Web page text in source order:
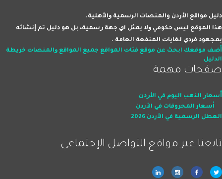
ﺩﻟﻴﻞ مواقع الأردن والمنصات اﻟﺮﺳﻤﻴﺔ ﻭاﻷﻫﻠﻴﺔ.
ﻫﺬا اﻟﻤﻮﻗﻊ ﻟﻴﺲ ﺣﻜﻮﻣﻲ ﻭﻻ ﻳﻤﺜﻞ اﻱ ﺟﻬﺔ ﺭﺳﻤﻴﺔ، ﺑﻞ ﻫﻮ ﺩﻟﻴﻞ ﺗﻢ ﺇﻧﺸﺎﺋﻪ
ﺑﻤﺠﻬﻮﺩ ﻓﺮﺩﻱ ﻟﻐﺎﻳﺎﺕ اﻟﻤﻨﻔﻌﺔ اﻟﻌﺎﻣﺔ .
ﺃﺿﻒ ﻣﻮﻗﻌﻚ اﺑﺤﺚ ﻋﻦ ﻣﻮﻗﻊ ﻓﺌﺎﺕ اﻟﻤﻮاﻗﻊ ﺟﻤﻴﻊ اﻟﻤﻮاﻗﻊ ﻭاﻟﻤﻨﺼﺎﺕ ﺧﺮﻳﻄﺔ
اﻟﺪﻟﻴﻞ
صفحات ﻣﻬﻤﺔ
ﺃﺳﻌﺎﺭ اﻟﺬﻫﺐ اﻟﻴﻮﻡ ﻓﻲ اﻷﺭﺩﻥ
أسعار المحروقات في الأردن
العطل الرسمية في الأردن 2026
ﺗﺎﺑﻌﻨﺎ ﻋﺒﺮ ﻣﻮاﻗﻊ اﻟﺘﻮاﺻﻞ اﻹﺟﺘﻤﺎﻋﻲ